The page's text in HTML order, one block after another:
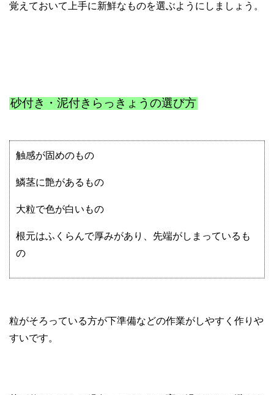
覚えておいて上手に新鮮なものを選ぶようにしましょう。
砂付き・泥付きらっきょうの選び方
触感が固めのもの
鱗茎に艶があるもの
大粒で色が白いもの
根元はふくらんで厚みがあり、先端がしまっているも
の
粒がそろっている方が下準備などの作業がしやすく作りや
すいです。